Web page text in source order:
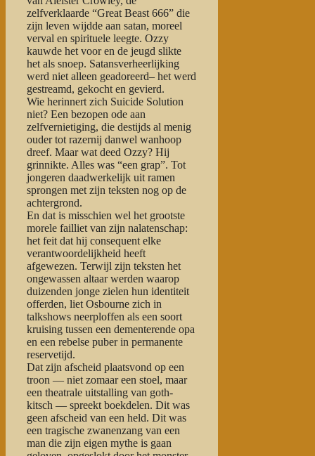
zelfverklaarde “Great Beast 666” die
zijn leven wijdde aan satan, moreel
verval en spirituele leegte. Ozzy
kauwde het voor en de jeugd slikte
het als snoep. Satansverheerlijking
werd niet alleen geadoreerd– het werd
gestreamd, gekocht en gevierd.
Wie herinnert zich Suicide Solution
niet? Een bezopen ode aan
zelfvernietiging, die destijds al menig
ouder tot razernij danwel wanhoop
dreef. Maar wat deed Ozzy? Hij
grinnikte. Alles was “een grap”. Tot
jongeren daadwerkelijk uit ramen
sprongen met zijn teksten nog op de
achtergrond.
En dat is misschien wel het grootste
morele failliet van zijn nalatenschap:
het feit dat hij consequent elke
verantwoordelijkheid heeft
afgewezen. Terwijl zijn teksten het
ongewassen altaar werden waarop
duizenden jonge zielen hun identiteit
offerden, liet Osbourne zich in
talkshows neerploffen als een soort
kruising tussen een dementerende opa
en een rebelse puber in permanente
reservetijd.
Dat zijn afscheid plaatsvond op een
troon — niet zomaar een stoel, maar
een theatrale uitstalling van goth-
kitsch — spreekt boekdelen. Dit was
geen afscheid van een held. Dit was
een tragische zwanenzang van een
man die zijn eigen mythe is gaan